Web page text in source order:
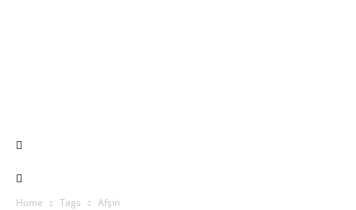
Home Tags Afşin